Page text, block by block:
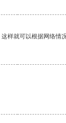
就可以根据网络情